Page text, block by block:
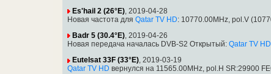
Es'hail 2 (26°E) , 2019-04-28
Новая частота для Qatar TV HD: 10770.00MHz, pol.V
Badr 5 (30.4°E), 2019-04-26
Новая передача началась DVB-S2 Открытый: Qatar TV HD
Eutelsat 33F (33°E), 2019-03-19
Qatar TV HD вернулся на 11565.00MHz, pol.H SR:29900